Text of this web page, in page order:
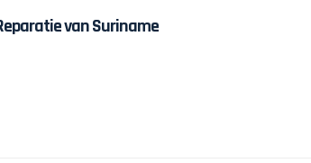
Reparatie van Suriname